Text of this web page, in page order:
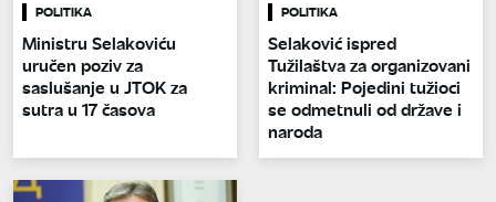
POLITIKA
Ministru Selakoviću
uručen poziv za
saslušanje u JTOK za
sutra u 17 časova
POLITIKA
Selaković ispred
Tužilaštva za organizovani
kriminal: Pojedini tužioci
se odmetnuli od države i
naroda